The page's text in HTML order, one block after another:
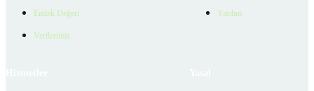
Emlak Değeri
Verilerimiz
Yardım